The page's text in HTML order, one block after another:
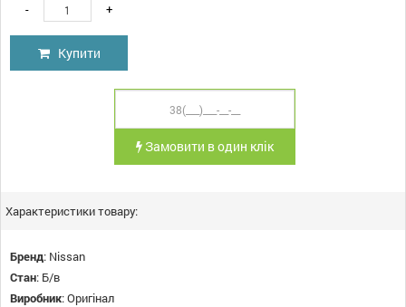
- +
Купити
Замовити в один клік
Характеристики товару:
Бренд: Nissan
Стан: Б/в
Виробник:Оригінал